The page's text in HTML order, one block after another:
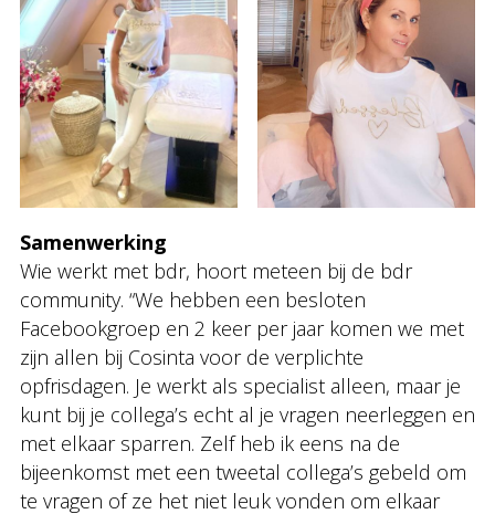
Samenwerking
Wie werkt met bdr, hoort meteen bij de bdr
community. “We hebben een besloten
Facebookgroep en 2 keer per jaar komen we met
zijn allen bij Cosinta voor de verplichte
opfrisdagen. Je werkt als specialist alleen, maar je
kunt bij je collega’s echt al je vragen neerleggen en
met elkaar sparren. Zelf heb ik eens na de
bijeenkomst met een tweetal collega’s gebeld om
te vragen of ze het niet leuk vonden om elkaar